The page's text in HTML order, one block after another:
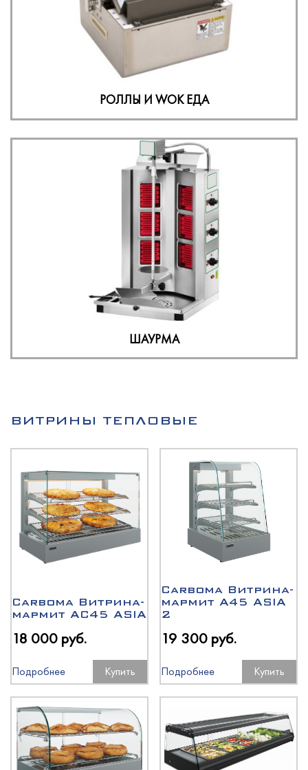
РОЛЛЫ И WOK ЕДА
ШАУРМА
ВИТРИНЫ ТЕПЛОВЫЕ
Carboma Витрина-
мармит AC45 ASIA
18 000 руб.
Подробнее Купить
Carboma Витрина-
мармит A45 ASIA
2
19 300 руб.
Подробнее Купить